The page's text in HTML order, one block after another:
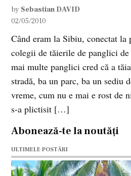
by Sebastian DAVID
02/05/2010
Când eram la Sibiu, conectat la
colegii de tăierile de panglici
mai multe panglici cred că a
stradă, ba un parc, ba un sediu
vreme, cum nu e mai e rost de
s-a plictisit […]
Abonează-te la noutăți
ULTIMELE POSTĂRI